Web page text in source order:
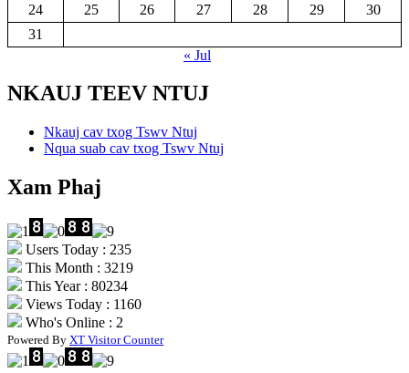
24
25 26 27 28 29
30
31
« Jul
NKAUJ TEEV NTUJ
Nkauj cav txog Tswv Ntuj
Nqua suab cav txog Tswv Ntuj
Xam Phaj
Users Today : 235
This Month : 3219
This Year : 80234
Views Today : 1160
Who's Online : 2
Powered By XT Visitor Counter